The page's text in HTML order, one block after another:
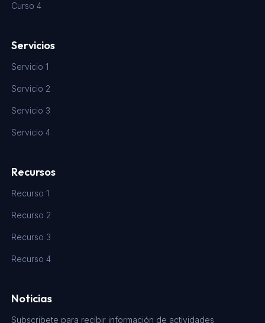
Curso 4
Servicios
Servicio 1
Servicio 2
Servicio 3
Servicio 4
Recursos
Recurso 1
Recurso 2
Recurso 3
Recurso 4
Noticias
Subscribete para recibir información de actividades